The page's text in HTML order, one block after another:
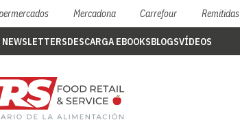
Mercadona Carrefour Remitidas
DESCARGA EBOOKSBLOGSVÍDEOS